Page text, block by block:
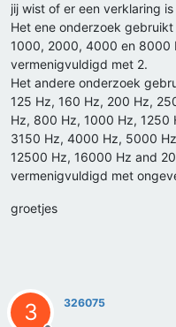
jij wist of er een verklaring
Het ene onderzoek
1000, 2000, 4000 en 8000
vermenigvuldigd met 2.
Het andere onderzoek
125 Hz, 160 Hz, 200 Hz,
Hz, 800 Hz, 1000 Hz,
3150 Hz, 4000 Hz, 5000
12500 Hz, 16000 Hz and
vermenigvuldigd met
groetjes
3 326075